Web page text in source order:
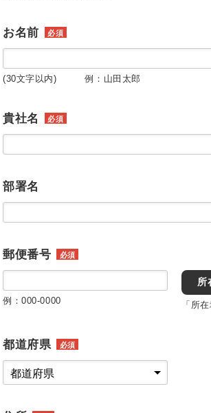
お名前 必須
(30文字以内) 例：山田太郎
貴社名 必須
部署名
郵便番号 必須
例：000-0000
所
「所
都道府県 必須